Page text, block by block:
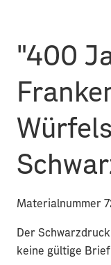
"400
Materialnummer
Der
keine gültige